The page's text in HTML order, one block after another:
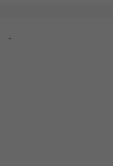
-